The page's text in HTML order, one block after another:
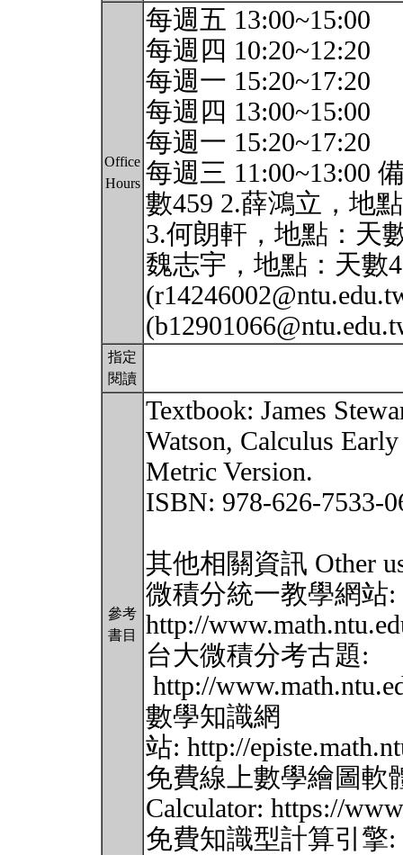
Office
Hours
每週五 13:00~15:00
每週四 10:20~12:20
每週一 15:20~17:20
每週四 13:00~15:00
每週一 15:20~17:20
每週三 11:00~13:00
數459 2.薛鴻立，地
3.何朗軒，地點：天
魏志宇，地點：天數
指定
閱讀
參考
書目
Textbook: James
Watson, Calculus
Metric Version.
ISBN: 978-626-7533-
其他相關資訊 Other
微積分統一教學網站:
http://
台大微積分考古題:
http://
數學知識網
站: http://
免費線上數學繪圖軟
Calculator: https://
免費知識型計算引擎